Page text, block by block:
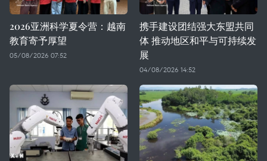
2026亚洲科学夏令营：越南
教育寄予厚望
05/08/2026 07:52
携手建设团结强大东盟共同
体 推动地区和平与可持续发
展
04/08/2026 14:52